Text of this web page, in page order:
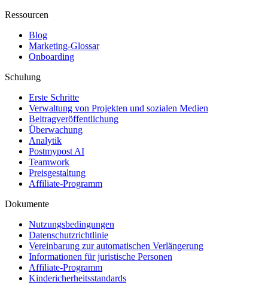
Ressourcen
Blog
Marketing-Glossar
Onboarding
Schulung
Erste Schritte
Verwaltung von Projekten und sozialen Medien
Beitragveröffentlichung
Überwachung
Analytik
Postmypost AI
Teamwork
Preisgestaltung
Affiliate-Programm
Dokumente
Nutzungsbedingungen
Datenschutzrichtlinie
Vereinbarung zur automatischen Verlängerung
Informationen für juristische Personen
Affiliate-Programm
Kindericherheitsstandards